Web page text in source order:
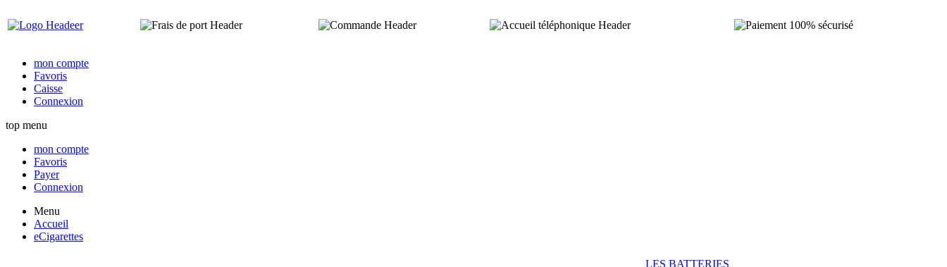
mon compte
Favoris
Caisse
Connexion
top menu
mon compte
Favoris
Payer
Connexion
Menu
Accueil
eCigarettes
LES BATTERIES